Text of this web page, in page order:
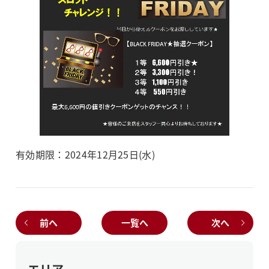
有効期限：2024年12月25日(水)
前へ 一覧へ 次へ